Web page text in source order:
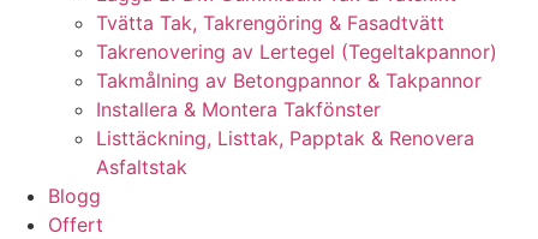
Tvätta Tak, Takrengöring & Fasadtvätt
Takrenovering av Lertegel (Tegeltakpannor)
Takmålning av Betongpannor & Takpannor
Installera & Montera Takfönster
Listtäckning, Listtak, Papptak & Renovera
Asfaltstak
Blogg
Offert